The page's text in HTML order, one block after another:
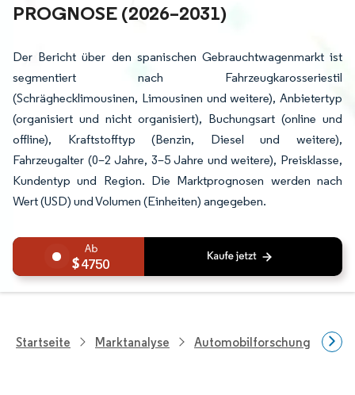
ROGNOSE (2026–2031)
Der Bericht über den spanischen Gebrauchtwagenmarkt ist
segmentiert nach Fahrzeugkarosseriestil
(Schräghecklimousinen, Limousinen und weitere), Anbietertyp
(organisiert und nicht organisiert), Buchungsart (online und
offline), Kraftstofftyp (Benzin, Diesel und weitere),
Fahrzeugalter (0–2 Jahre, 3–5 Jahre und weitere), Preisklasse,
Kundentyp und Region. Die Marktprognosen werden nach
Wert (USD) und Volumen (Einheiten) angegeben.
4750
Startseite Marktanalyse Automobilforschung